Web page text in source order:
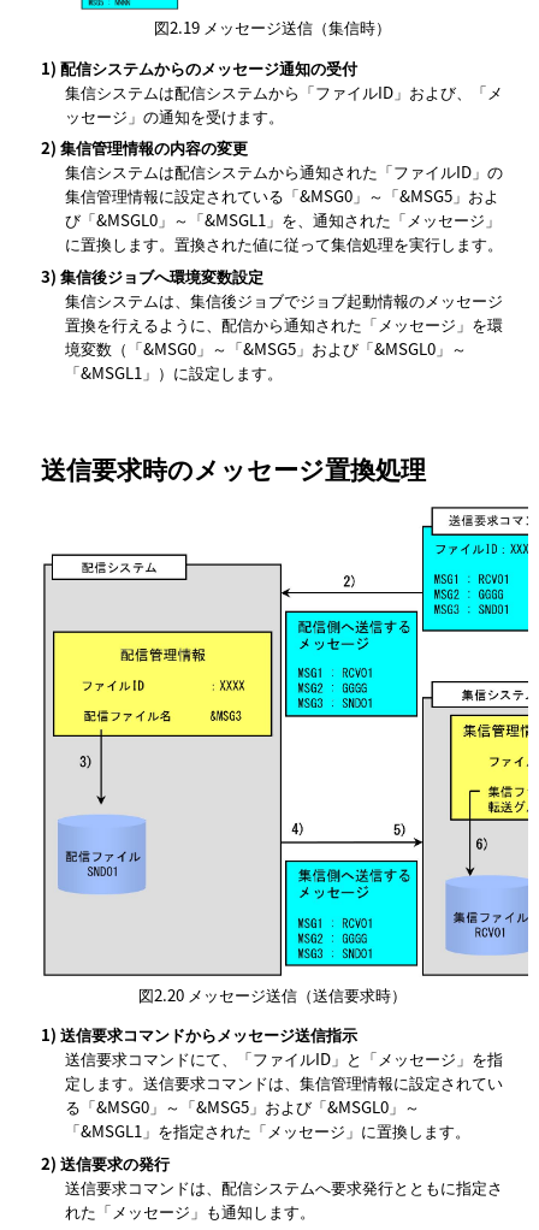
図2.19 メッセージ送信（集信時）
1)配信システムからのメッセージ通知の受付
集信システムは配信システムから「ファイルID」および、「メ
ッセージ」の通知を受けます。
2)集信管理情報の内容の変更
集信システムは配信システムから通知された「ファイルID」の
集信管理情報に設定されている「&MSG0」～「&MSG5」およ
び「&MSGL0」～「&MSGL1」を、通知された「メッセージ」
に置換します。置換された値に従って集信処理を実行します。
3)集信後ジョブへ環境変数設定
集信システムは、集信後ジョブでジョブ起動情報のメッセージ
置換を行えるように、配信から通知された「メッセージ」を環
境変数（「&MSG0」～「&MSG5」および「&MSGL0」～
「&MSGL1」）に設定します。
送信要求時のメッセージ置換処理
図2.20 メッセージ送信（送信要求時）
1)送信要求コマンドからメッセージ送信指示
送信要求コマンドにて、「ファイルID」と「メッセージ」を指
定します。送信要求コマンドは、集信管理情報に設定されてい
る「&MSG0」～「&MSG5」および「&MSGL0」～
「&MSGL1」を指定された「メッセージ」に置換します。
2)送信要求の発行
送信要求コマンドは、配信システムへ要求発行とともに指定さ
れた「メッセージ」も通知します。